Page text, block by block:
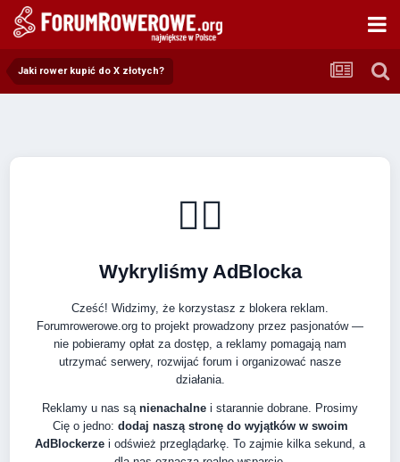
Jaki rower kupić do X złotych?
🚴‍♂️
Wykryliśmy AdBlocka
Cześć! Widzimy, że korzystasz z blokera reklam.
Forumrowerowe.org to projekt prowadzony przez pasjonatów —
nie pobieramy opłat za dostęp, a reklamy pomagają nam
utrzymać serwery, rozwijać forum i organizować nasze
działania.
Reklamy u nas są nienachalne i starannie dobrane. Prosimy
Cię o jedno: dodaj naszą stronę do wyjątków w swoim
AdBlockerze i odśwież przeglądarkę. To zajmie kilka sekund, a